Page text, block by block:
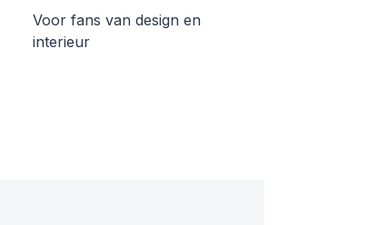
Voor fans van design en
interieur